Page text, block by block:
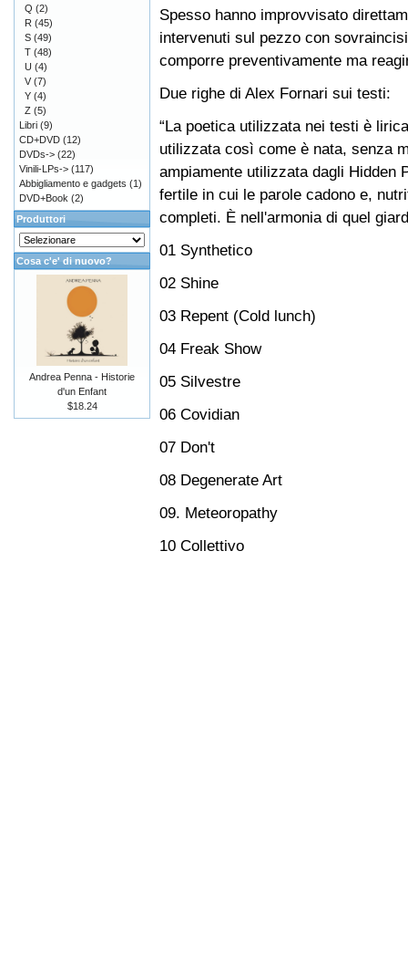
Spesso hanno improvvisato
intervenuti sul pezzo con
comporre preventivamente ma
Due righe di Alex Fornari sui testi:
“La poetica utilizzata nei testi è
utilizzata così come è nata, senza
ampiamente utilizzata dagli Hidden
fertile in cui le parole cadono e,
completi. È nell'armonia di quel
01 Synthetico
02 Shine
03 Repent (Cold lunch)
04 Freak Show
05 Silvestre
06 Covidian
07 Don't
08 Degenerate Art
09. Meteoropathy
10 Collettivo
Q (2)
R (45)
S (49)
T (48)
U (4)
V (7)
Y (4)
Z (5)
Libri (9)
CD+DVD (12)
DVDs-> (22)
Vinili-LPs-> (117)
Abbigliamento e gadgets (1)
DVD+Book (2)
Produttori
Cosa c'e' di nuovo?
Andrea Penna - Historie
d'un Enfant
$18.24